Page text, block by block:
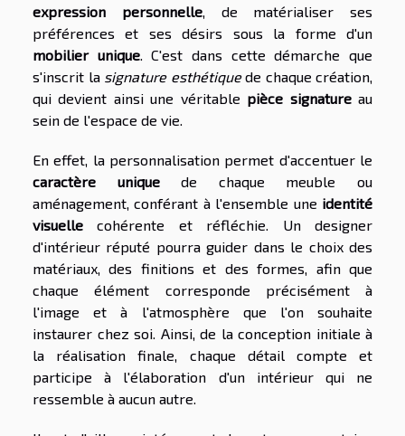
expression personnelle, de matérialiser ses
préférences et ses désirs sous la forme d'un
mobilier unique. C'est dans cette démarche que
s'inscrit la signature esthétiquede chaque création,
qui devient ainsi une véritable pièce signatureau
sein de l'espace de vie.
En effet, la personnalisation permet d'accentuer le
caractère uniquede chaque meuble ou
aménagement, conférant à l'ensemble une identité
visuelle cohérente et réfléchie. Un designer
d'intérieur réputé pourra guider dans le choix des
matériaux, des finitions et des formes, afin que
chaque élément corresponde précisément à
l'image et à l'atmosphère que l'on souhaite
instaurer chez soi. Ainsi, de la conception initiale à
la réalisation finale, chaque détail compte et
participe à l'élaboration d'un intérieur qui ne
ressemble à aucun autre.